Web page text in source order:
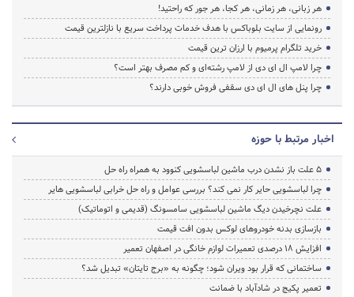
هر زبانی، هر زمانی، هر کجا، هر جور که راحتید!
رونمایی از سایت بلوباکس با هدف خدمات پرداخت سریع با نازلترین قیمت
خرید تلگرام پرمیوم با ارزان ترین قیمت
چرا لامپ ال ای دی از لامپ رشته‌ای و کم مصرف بهتر است؟
چرا پنل های ال ای دی سقفی فروش خوبی دارند؟
اخبار مرتبط با حوزه
5 علت باز نشدن درب ماشین لباسشویی کنوود به همراه راه حل
چرا لباسشویی حایر کار نمی کند؟ بررسی عوامل و راه حل خرابی لباسشویی هایر
علت نچرخیدن دیگ ماشین لباسشویی سامسونگ (قدیمی و اتوماتیک)
بازسازی بدنه خودروهای لوکس بدون افت قیمت
افزایش ۱۸ درصدی تعمیرات لوازم خانگی در اصفهان تعمیر
ساختمانی که قرار بود ویران شود؛ چگونه به «برج تایتان» تبدیل شد؟
تعمیر پکیج در شادآباد با ضمانت